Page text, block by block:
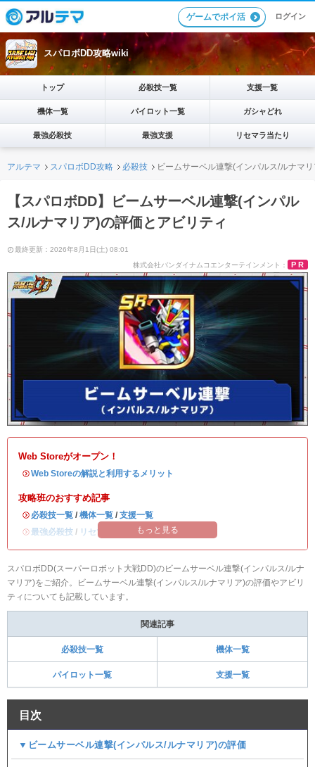
ゲームでポイ活 ログイン
スパロボDD攻略wiki
トップ 必殺技一覧 支援一覧
機体一覧 パイロット一覧 ガシャどれ
最強必殺技 最強支援 リセマラ当たり
アルテマ スパロボDD攻略 必殺技 ビームサーベル連撃(インパルス/ルナマ
【スパロボDD】ビームサーベル連撃(インパル
ス/ルナマリア)の評価とアビリティ
最終更新：2026年8月1日(土) 08:01
PR
Web Storeがオープン！
・Web Storeの解説と利用するメリット
攻略班のおすすめ記事
・ 必殺技一覧 / 機体一覧 / 支援一覧
・最強必殺技 / リセマラ当たりランキング
もっと見る
スパロボDD(スーパーロボット大戦DD)のビームサーベル連撃(インパルス/ルナ
マリア)をご紹介。ビームサーベル連撃(インパルス/ルナマリア)の評価やアビリ
ティについても記載しています。
関連記事
必殺技一覧 機体一覧
パイロット一覧 支援一覧
目次
▼ビームサーベル連撃(インパルス/ルナマリア)の評価